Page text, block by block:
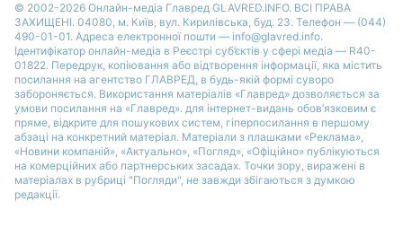
© 2002-2026 Онлайн-медіа Главред GLAVRED.INFO. ВСІ ПРАВА
ЗАХИЩЕНІ. 04080, м. Київ, вул. Кирилівська, буд. 23. Телефон — (044)
490-01-01. Адреса електронної пошти — info@glavred.info.
Ідентифікатор онлайн-медіа в Реєстрі суб’єктів у сфері медіа — R40-
01822. Передрук, копіювання або відтворення інформації, яка містить
посилання на агентство ГЛАВРЕД, в будь-якій формi суворо
забороняється. Використання матеріалів «Главред» дозволяється за
умови посилання на «Главред». для інтернет-видань обов’язковим є
пряме, відкрите для пошукових систем, гіперпосилання в першому
абзаці на конкретний матеріал. Матеріали з плашками «Реклама»,
«Новини компаній», «Актуально», «Погляд», «Офіційно» публікуються
на комерційних або партнерських засадах. Точки зору, виражені в
матеріалах в рубриці "Погляди", не завжди збігаються з думкою
редакції.